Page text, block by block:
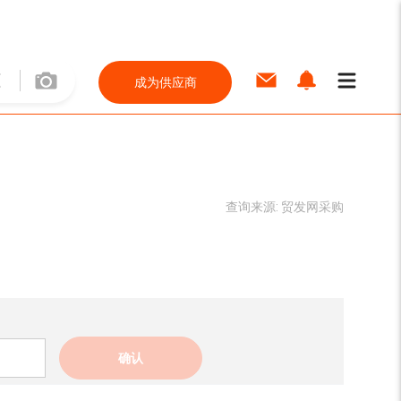
成为供应商
查询来源: 贸发网采购
确认